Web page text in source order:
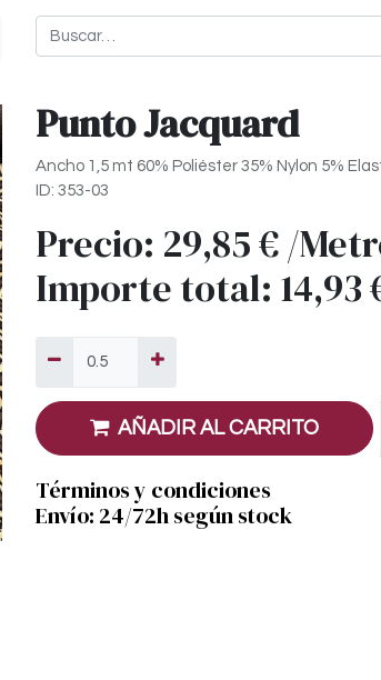
Punto Jacquard
Ancho 1,5 mt 60% Poliéster 35% Nylon 5%
ID: 353-03
Precio: 29,85€/
Importe total: 14,93
AÑADIR AL CARRITO
Términos y condiciones
Envío: 24/72h según stock